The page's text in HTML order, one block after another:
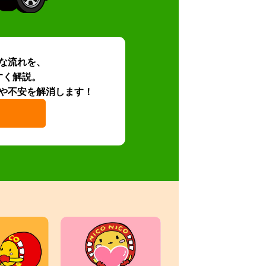
流れを、
解説。
不安を解消します！